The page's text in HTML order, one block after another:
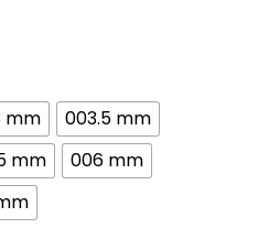
mm
003.5 mm
mm
006 mm